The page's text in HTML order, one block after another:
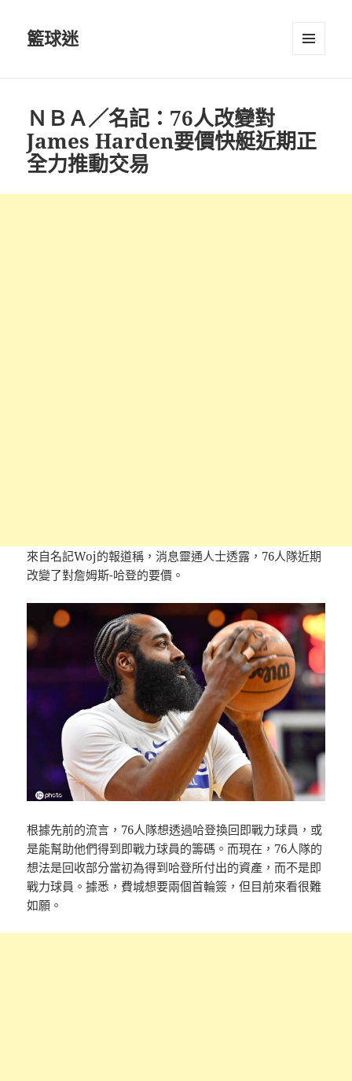
籃球迷
ＮＢＡ／名記：76人改變對
James Harden要價快艇近期正
全力推動交易
來自名記Woj的報道稱，消息靈通人士透露，76人隊近期
改變了對詹姆斯-哈登的要價。
根據先前的流言，76人隊想透過哈登換回即戰力球員，或
是能幫助他們得到即戰力球員的籌碼。而現在，76人隊的
想法是回收部分當初為得到哈登所付出的資產，而不是即
戰力球員。據悉，費城想要兩個首輪簽，但目前來看很難
如願。